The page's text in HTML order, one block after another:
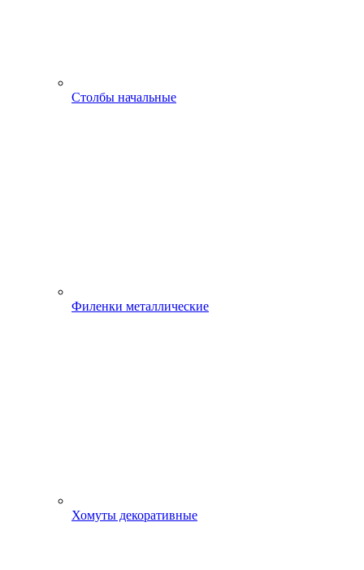
Столбы начальные
Филенки металлические
Хомуты декоративные